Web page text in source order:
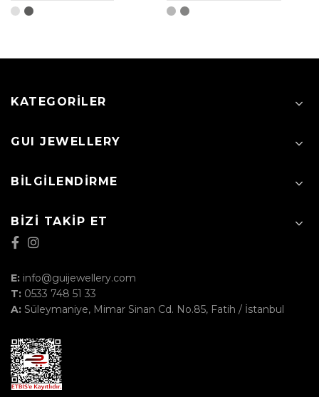
KATEGORILER
GUI JEWELLERY
BILGILENDIRME
BIZI TAKIP ET
E: info@guijewellery.com
T: 0533 748 51 33
A: Süleymaniye, Mimar Sinan Cd. No.85, Fatih / İstanbul